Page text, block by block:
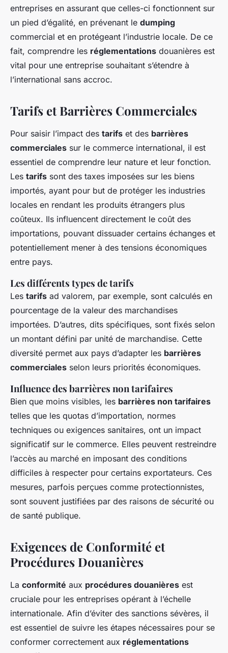
entreprises en assurant que celles-ci fonctionnent sur
un pied d’égalité, en prévenant le dumping
commercial et en protégeant l’industrie locale. De ce
fait, comprendre les réglementations douanières est
vital pour une entreprise souhaitant s’étendre à
l’international sans accroc.
Tarifs et Barrières Commerciales
Pour saisir l’impact des tarifs et des barrières
commerciales sur le commerce international, il est
essentiel de comprendre leur nature et leur fonction.
Les tarifs sont des taxes imposées sur les biens
importés, ayant pour but de protéger les industries
locales en rendant les produits étrangers plus
coûteux. Ils influencent directement le coût des
importations, pouvant dissuader certains échanges et
potentiellement mener à des tensions économiques
entre pays.
Les différents types de tarifs
Les tarifs ad valorem, par exemple, sont calculés en
pourcentage de la valeur des marchandises
importées. D’autres, dits spécifiques, sont fixés selon
un montant défini par unité de marchandise. Cette
diversité permet aux pays d’adapter les barrières
commerciales selon leurs priorités économiques.
Influence des barrières non tarifaires
Bien que moins visibles, les barrières non tarifaires
telles que les quotas d’importation, normes
techniques ou exigences sanitaires, ont un impact
significatif sur le commerce. Elles peuvent restreindre
l’accès au marché en imposant des conditions
difficiles à respecter pour certains exportateurs. Ces
mesures, parfois perçues comme protectionnistes,
sont souvent justifiées par des raisons de sécurité ou
de santé publique.
Exigences de Conformité et
Procédures Douanières
La conformité aux procédures douanières est
cruciale pour les entreprises opérant à l’échelle
internationale. Afin d’éviter des sanctions sévères, il
est essentiel de suivre les étapes nécessaires pour se
conformer correctement aux réglementations